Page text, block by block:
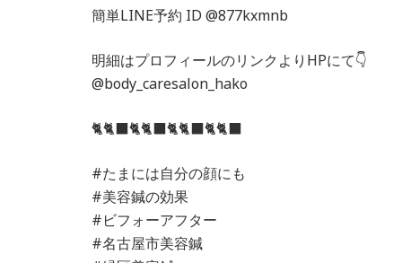
簡単LINE予約 ID @877kxmnb
明細はプロフィールのリンクよりHPにて👇
@body_caresalon_hako
🐈🐈‍⬛🐈🐈‍⬛🐈🐈‍⬛🐈🐈‍⬛
#たまには自分の顔にも
#美容鍼の効果
#ビフォーアフター
#名古屋市美容鍼